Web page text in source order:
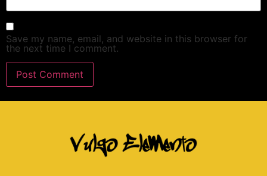
Save my name, email, and website in this browser for
the next time I comment.